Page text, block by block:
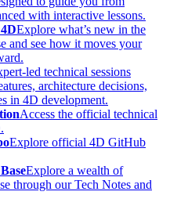
with interactive lessons.
Explore what’s new in the
and see how it moves your
led technical sessions
architecture decisions,
in 4D development.
Access the official technical
Explore official 4D GitHub
Explore a wealth of
through our Tech Notes and